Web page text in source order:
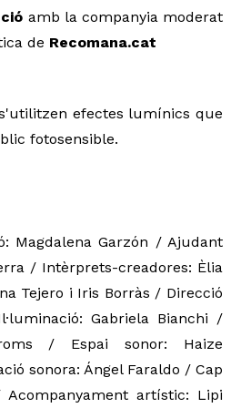
amb la companyia moderat
de Recomana.cat
efectes lumínics que
fotosensible.
Magdalena Garzón / Ajudant
/ Intèrprets-creadores: Èlia
Tejero i Iris Borràs / Direcció
Gabriela Bianchi /
/ Espai sonor: Haize
sonora: Ángel Faraldo / Cap
artístic: Lipi